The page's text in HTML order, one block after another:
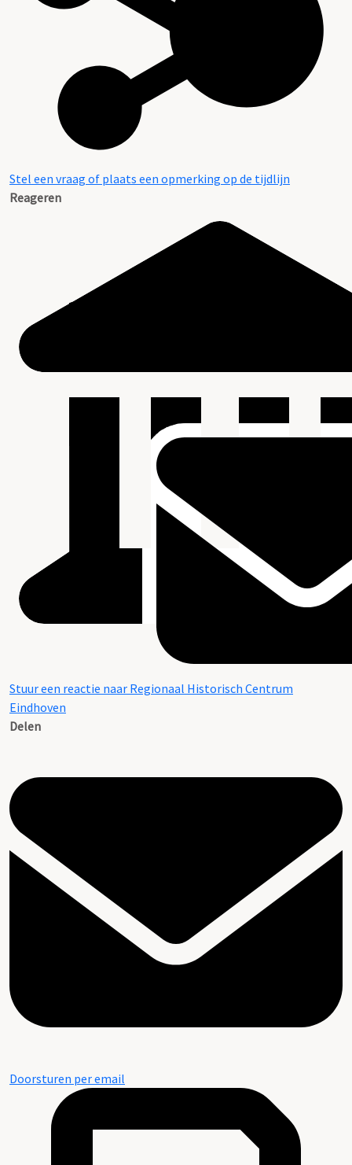
Stel een vraag of plaats een opmerking op de tijdlijn
Reageren
Stuur een reactie naar Regionaal Historisch Centrum
Eindhoven
Delen
Doorsturen per email